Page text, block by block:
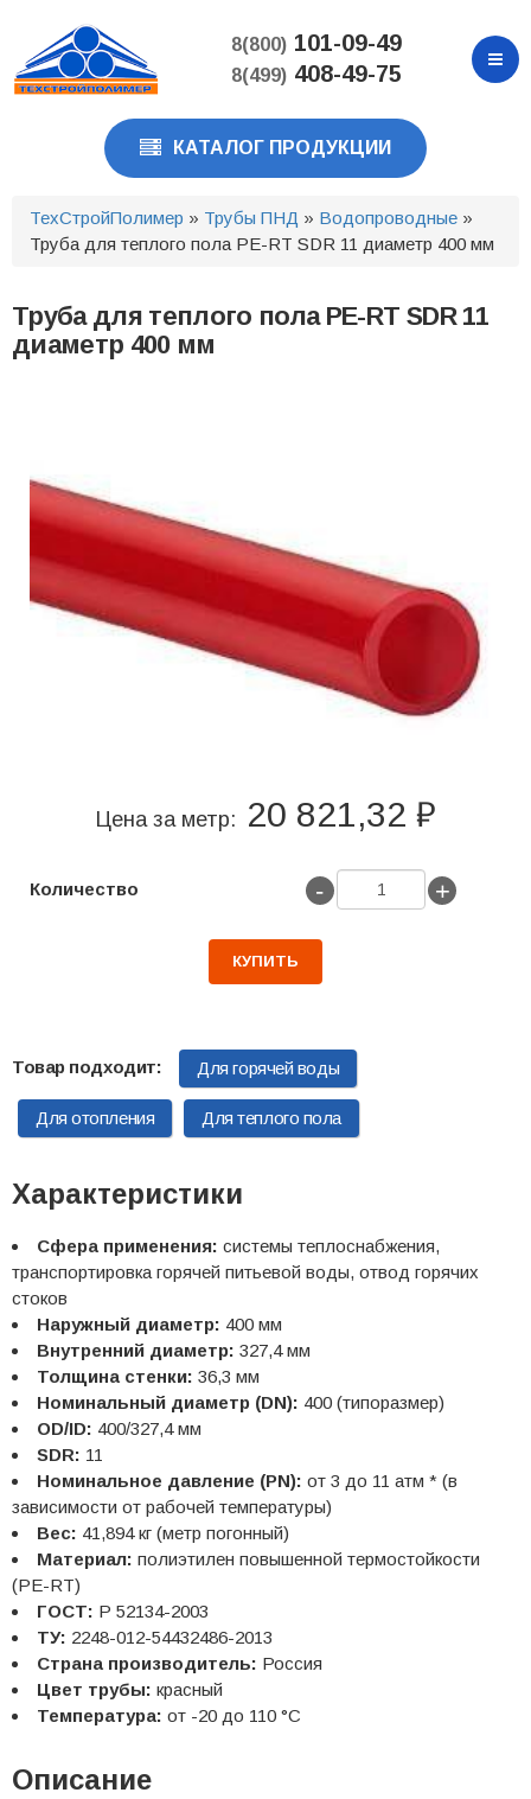
основному
содержанию
8(800)101-09-49
8(499)408-49-75
КАТАЛОГ ПРОДУКЦИИ
ТехСтройПолимер » Трубы ПНД » Водопроводные »
Труба для теплого пола PE-RT SDR 11 диаметр 400 мм
Труба для теплого пола PE-RT SDR 11
диаметр 400 мм
Цена за метр: 20 821,32 ₽
Количество - +
КУПИТЬ
Для горячей воды
Для отопления Для теплого пола
Характеристики
Сфера применения: системы теплоснабжения,
транспортировка горячей питьевой воды, отвод горячих
стоков
Наружный диаметр: 400 мм
Внутренний диаметр: 327,4 мм
Толщина стенки: 36,3 мм
Номинальный диаметр (DN): 400 (типоразмер)
OD/ID: 400/327,4 мм
SDR: 11
Номинальное давление (PN): от 3 до 11 атм * (в
зависимости от рабочей температуры)
Вес: 41,894 кг (метр погонный)
Материал: полиэтилен повышенной термостойкости
(PE-RT)
ГОСТ: Р 52134-2003
ТУ: 2248-012-54432486-2013
Страна производитель: Россия
Цвет трубы: красный
Температура: от -20 до 110 °С
Описание